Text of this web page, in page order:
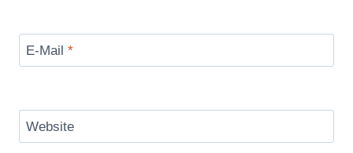
E-Mail *
Website